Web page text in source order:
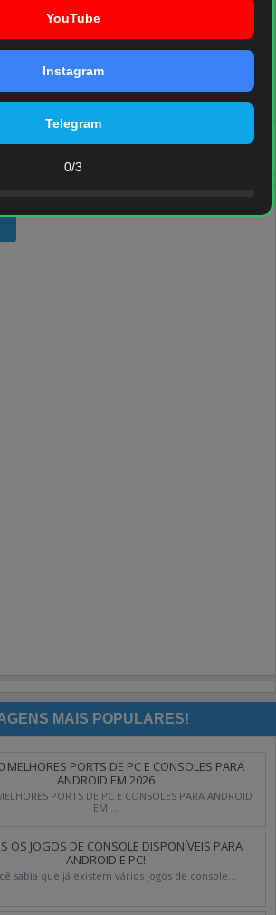
E
PARA
INJUSTIÇE MELHOR JOGO DA
MAIS POPULARES!
MELHORES PORTS DE PC E CONSOLES PARA
ANDROID EM 2026
PORTS DE PC E CONSOLES PARA ANDROID
EM ...
OS JOGOS DE CONSOLE DISPONÍVEIS PARA
ANDROID E PC!
sabia que já existem vários jogos de console...
YouTube
Instagram
Telegram
0/3